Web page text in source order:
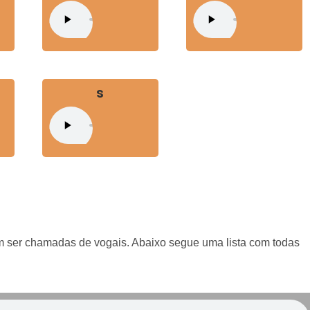
s
chamadas de vogais. Abaixo segue uma lista com todas